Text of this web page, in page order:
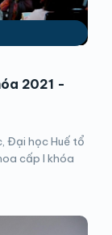
2021 -
Đại học Huế tổ
cấp I khóa